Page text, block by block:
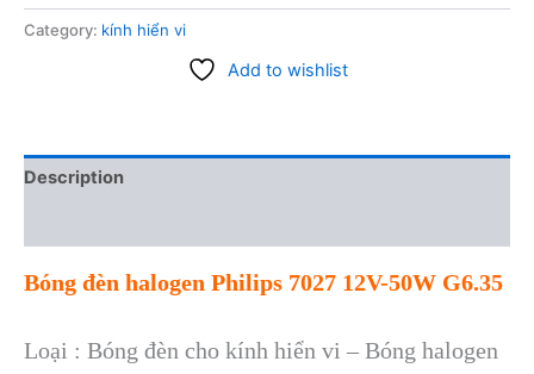
Category: kính hiển vi
Add to wishlist
Description
Bóng đèn halogen Philips 7027 12V-50W G6.35
Loại : Bóng đèn cho kính hiển vi – Bóng halogen